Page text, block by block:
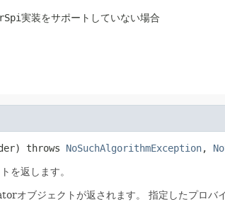
実装をサポートしていない場合
throws NoSuchAlgorithmException,
を返します。
オブジェクトが返されます。
指定したプロバ